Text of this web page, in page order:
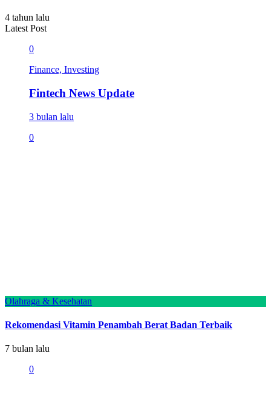
4 tahun lalu
Latest Post
0
Finance, Investing
Fintech News Update
3 bulan lalu
0
Olahraga & Kesehatan
Rekomendasi Vitamin Penambah Berat Badan Terbaik
7 bulan lalu
0